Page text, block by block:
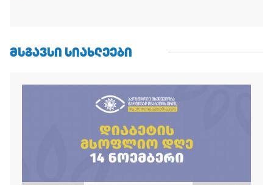
ᲛᲡᲒᲐᲕᲡᲘ ᲡᲘᲐᲮᲚᲔᲔᲑᲘ